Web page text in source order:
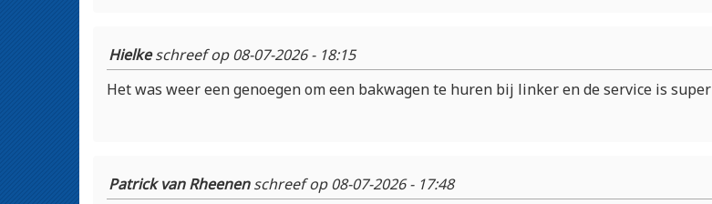
Hielkeschreef op 08-07-2026 - 18:15
Het was weer een genoegen om een bakwagen te huren bij linker en de service is super
Patrick van Rheenenschreef op 08-07-2026 - 17:48